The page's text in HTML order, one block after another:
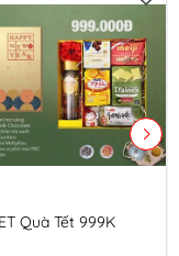
Quà Tết 999K